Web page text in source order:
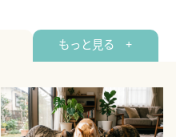
もっと見る +